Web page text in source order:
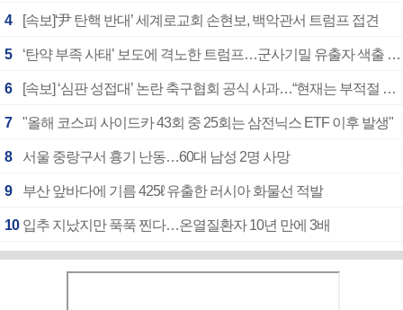
4 [속보]‘尹 탄핵 반대’ 세계로교회 손현보, 백악관서 트럼프 접견
5 ‘탄약 부족 사태’ 보도에 격노한 트럼프…군사기밀 유출자 색출 지시
6 [속보] ‘심판 성접대’ 논란 축구협회 공식 사과…“현재는 부적절 행위 없어”
7 "올해 코스피 사이드카 43회 중 25회는 삼전닉스 ETF 이후 발생"
8 서울 중랑구서 흉기 난동…60대 남성 2명 사망
9 부산 앞바다에 기름 425ℓ 유출한 러시아 화물선 적발
10 입추 지났지만 푹푹 찐다…온열질환자 10년 만에 3배